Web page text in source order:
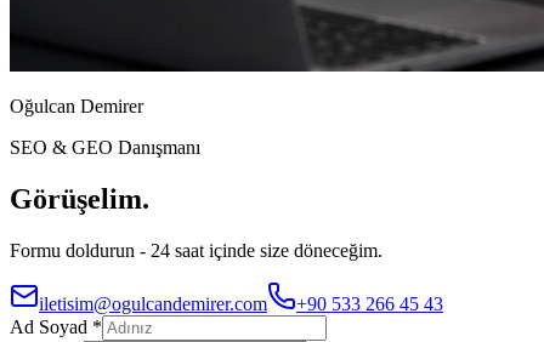
Oğulcan Demirer
SEO & GEO Danışmanı
Görüşelim.
Formu doldurun - 24 saat içinde size döneceğim.
iletisim@ogulcandemirer.com
+90 533 266 45 43
Ad Soyad *